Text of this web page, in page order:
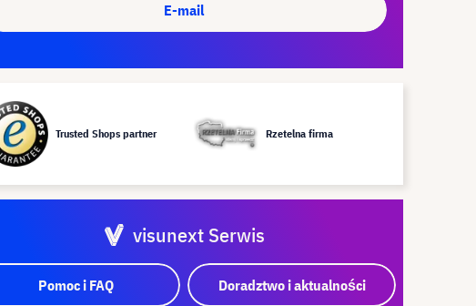
E-mail
Trusted Shops partner Rzetelna firma
visunext Serwis
Pomoc i FAQ Doradztwo i aktualności